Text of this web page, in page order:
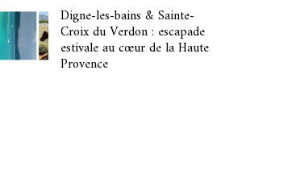
Digne-les-bains & Sainte-
Croix du Verdon : escapade
estivale au cœur de la Haute
Provence